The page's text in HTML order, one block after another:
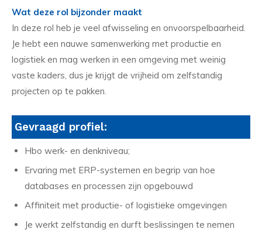
Wat deze rol bijzonder maakt
In deze rol heb je veel afwisseling en onvoorspelbaarheid.
Je hebt een nauwe samenwerking met productie en
logistiek en mag werken in een omgeving met weinig
vaste kaders, dus je krijgt de vrijheid om zelfstandig
projecten op te pakken.
Gevraagd profiel:
Hbo werk- en denkniveau;
Ervaring met ERP-systemen en begrip van hoe
databases en processen zijn opgebouwd
Affiniteit met productie- of logistieke omgevingen
Je werkt zelfstandig en durft beslissingen te nemen